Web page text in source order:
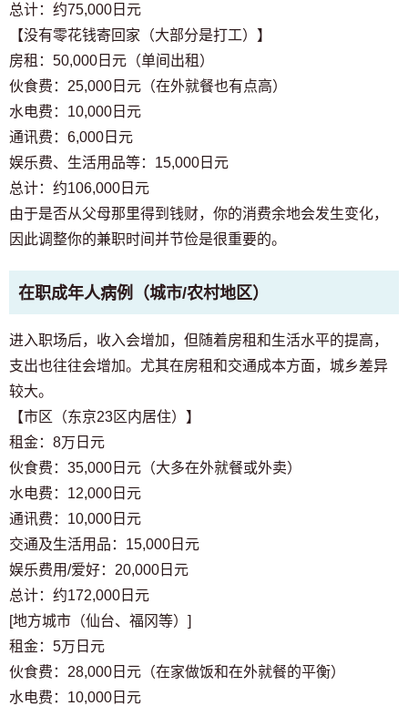
总计：约75,000日元
【没有零花钱寄回家（大部分是打工）】
房租：50,000日元（单间出租）
伙食费：25,000日元（在外就餐也有点高）
水电费：10,000日元
通讯费：6,000日元
娱乐费、生活用品等：15,000日元
总计：约106,000日元
由于是否从父母那里得到钱财，你的消费余地会发生变化，
因此调整你的兼职时间并节俭是很重要的。
在职成年人病例（城市/农村地区）
进入职场后，收入会增加，但随着房租和生活水平的提高，
支出也往往会增加。尤其在房租和交通成本方面，城乡差异
较大。
【市区（东京23区内居住）】
租金：8万日元
伙食费：35,000日元（大多在外就餐或外卖）
水电费：12,000日元
通讯费：10,000日元
交通及生活用品：15,000日元
娱乐费用/爱好：20,000日元
总计：约172,000日元
[地方城市（仙台、福冈等）]
租金：5万日元
伙食费：28,000日元（在家做饭和在外就餐的平衡）
水电费：10,000日元